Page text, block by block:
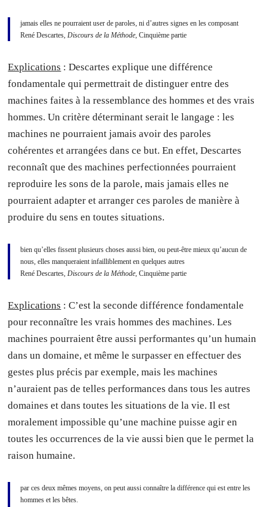
jamais elles ne pourraient user de paroles, ni d’autres signes en les composant
René Descartes,Discours de la Méthode, Cinquième partie
Explications : Descartes explique une différence
fondamentale qui permettrait de distinguer entre des
machines faites à la ressemblance des hommes et des vrais
hommes. Un critère déterminant serait le langage : les
machines ne pourraient jamais avoir des paroles
cohérentes et arrangées dans ce but. En effet, Descartes
reconnaît que des machines perfectionnées pourraient
reproduire les sons de la parole, mais jamais elles ne
pourraient adapter et arranger ces paroles de manière à
produire du sens en toutes situations.
bien qu’elles fissent plusieurs choses aussi bien, ou peut-être mieux qu’aucun de
nous, elles manqueraient infailliblement en quelques autres
René Descartes,Discours de la Méthode, Cinquième partie
Explications : C’est la seconde différence fondamentale
pour reconnaître les vrais hommes des machines. Les
machines pourraient être aussi performantes qu’un humain
dans un domaine, et même le surpasser en effectuer des
gestes plus précis par exemple, mais les machines
n’auraient pas de telles performances dans tous les autres
domaines et dans toutes les situations de la vie. Il est
moralement impossible qu’une machine puisse agir en
toutes les occurrences de la vie aussi bien que le permet la
raison humaine.
par ces deux mêmes moyens, on peut aussi connaître la différence qui est entre les
hommes et les bêtes.